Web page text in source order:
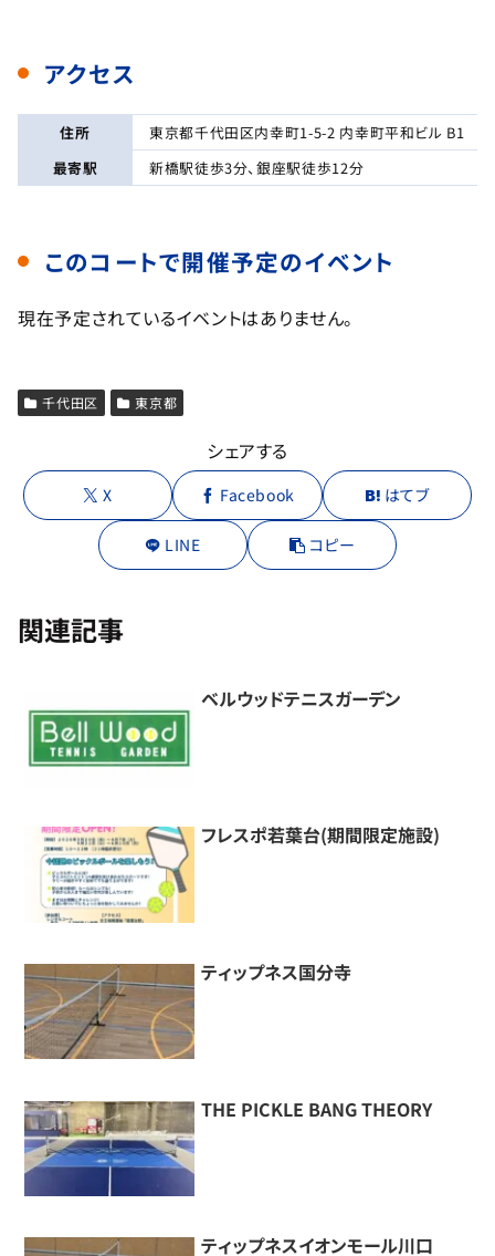
アクセス
住所
東京都千代田区内幸町1-5-2 内幸町平和ビル B1
最寄駅
新橋駅徒歩3分、銀座駅徒歩12分
このコートで開催予定のイベント
現在予定されているイベントはありません。
千代田区 東京都
シェアする
X Facebook はてブ
LINE コピー
関連記事
ベルウッドテニスガーデン
フレスポ若葉台(期間限定施設)
ティップネス国分寺
THE PICKLE BANG THEORY
ティップネスイオンモール川口